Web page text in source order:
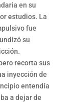
en su
estudios. La
fue
su
recorta sus
inyección de
entendía
a dejar de